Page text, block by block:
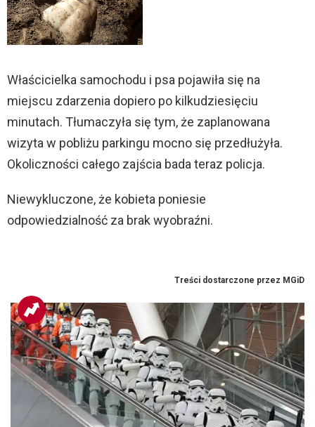
Właścicielka samochodu i psa pojawiła się na
miejscu zdarzenia dopiero po kilkudziesięciu
minutach. Tłumaczyła się tym, że zaplanowana
wizyta w pobliżu parkingu mocno się przedłużyła.
Okoliczności całego zajścia bada teraz policja.
Niewykluczone, że kobieta poniesie
odpowiedzialność za brak wyobraźni.